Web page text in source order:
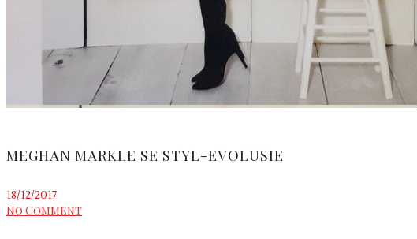
MEGHAN MARKLE SE STYL-EVOLUSIE
18/12/2017
No Comment